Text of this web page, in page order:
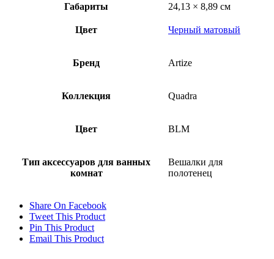
Габариты
24,13 × 8,89 см
Цвет Черный матовый
Бренд Artize
Коллекция Quadra
Цвет BLM
Тип аксессуаров для ванных
комнат
Вешалки для
полотенец
Share On Facebook
Tweet This Product
Pin This Product
Email This Product